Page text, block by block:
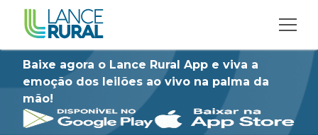
Baixe agora o Lance Rural App e viva a
emoção dos leilões ao vivo na palma da
mão!